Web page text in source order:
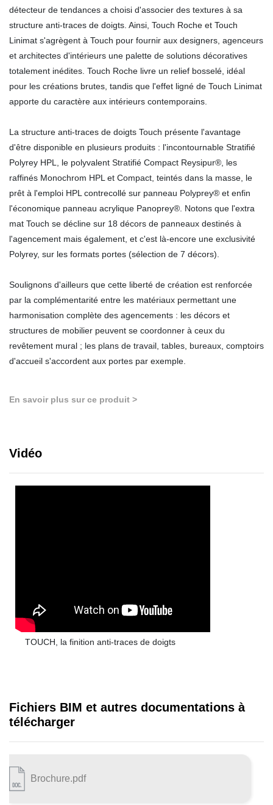
détecteur de tendances a choisi d'associer des textures à sa
structure anti-traces de doigts. Ainsi, Touch Roche et Touch
Linimat s'agrègent à Touch pour fournir aux designers, agenceurs
et architectes d'intérieurs une palette de solutions décoratives
totalement inédites. Touch Roche livre un relief bosselé, idéal
pour les créations brutes, tandis que l'effet ligné de Touch Linimat
apporte du caractère aux intérieurs contemporains.
La structure anti-traces de doigts Touch présente l'avantage
d'être disponible en plusieurs produits : l'incontournable Stratifié
Polyrey HPL, le polyvalent Stratifié Compact Reysipur®, les
raffinés Monochrom HPL et Compact, teintés dans la masse, le
prêt à l'emploi HPL contrecollé sur panneau Polyprey® et enfin
l'économique panneau acrylique Panoprey®. Notons que l'extra
mat Touch se décline sur 18 décors de panneaux destinés à
l'agencement mais également, et c'est là-encore une exclusivité
Polyrey, sur les formats portes (sélection de 7 décors).
Soulignons d'ailleurs que cette liberté de création est renforcée
par la complémentarité entre les matériaux permettant une
harmonisation complète des agencements : les décors et
structures de mobilier peuvent se coordonner à ceux du
revêtement mural ; les plans de travail, tables, bureaux, comptoirs
d'accueil s'accordent aux portes par exemple.
En savoir plus sur ce produit >
Vidéo
TOUCH, la finition anti-traces de doigts
Fichiers BIM et autres documentations à
télécharger
Brochure.pdf